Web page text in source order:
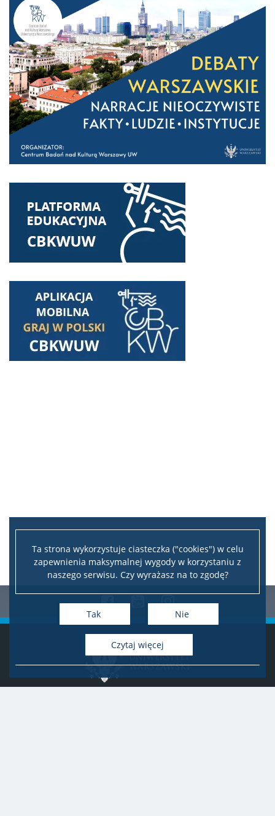
Ta strona wykorzystuje ciasteczka ("cookies") w celu
zapewnienia maksymalnej wygody w korzystaniu z
naszego serwisu. Czy wyrażasz na to zgodę?
Tak Nie
czytaj więcej
Facebook
YoutubeInstagram